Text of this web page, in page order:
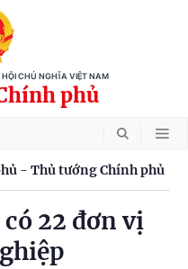
CHỦ NGHĨA VIỆT NAM
phủ
- Thủ tướng Chính phủ
22 đơn vị